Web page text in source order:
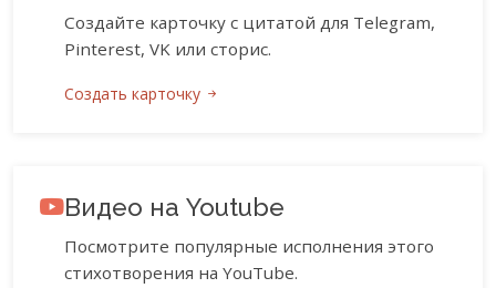
Создайте карточку с цитатой для Telegram,
Pinterest, VK или сторис.
Создать карточку
Видео на Youtube
Посмотрите популярные исполнения этого
стихотворения на YouTube.